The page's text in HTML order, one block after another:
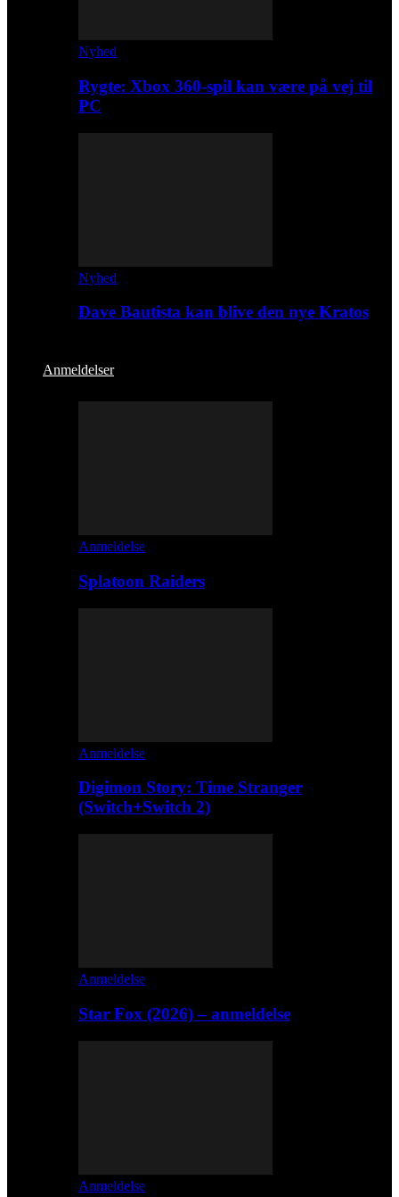
Nyhed
Rygte: Xbox 360-spil kan være på vej til
PC
Nyhed
Dave Bautista kan blive den nye Kratos
Anmeldelser
Anmeldelse
Splatoon Raiders
Anmeldelse
Digimon Story: Time Stranger
(Switch+Switch 2)
Anmeldelse
Star Fox (2026) – anmeldelse
Anmeldelse